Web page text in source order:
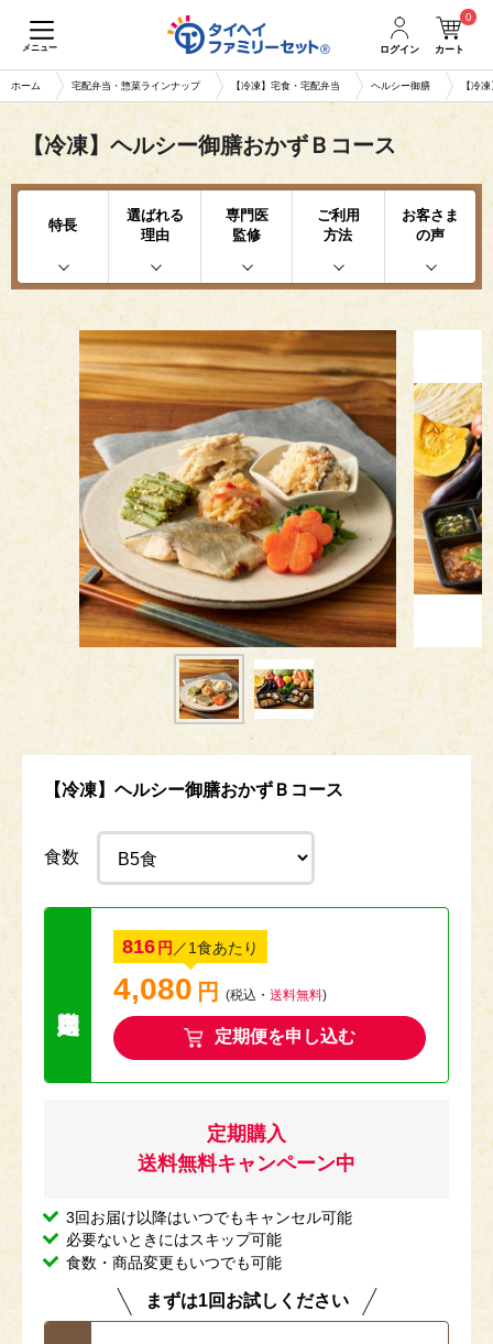
メニュー ログイン カート
0
ホーム 宅配弁当・惣菜ラインナップ 【冷凍】宅食・宅配弁当 ヘルシー御膳 【冷
【冷凍】ヘルシー御膳おかずＢコース
特長
選ばれる
理由
専門医
監修
ご利用
方法
お客さま
の声
【冷凍】ヘルシー御膳おかずＢコース
食数
送料無料キャ
816 円 ／1食あたり
4,080 円 (税込・送料無料)
定期便を申し込む
定期購入
送料無料キャンペーン中
3回お届け以降はいつでもキャンセル可能
必要ないときにはスキップ可能
食数・商品変更もいつでも可能
まずは1回お試しください